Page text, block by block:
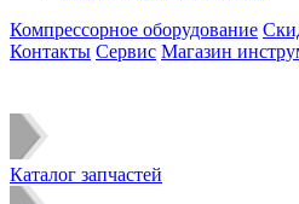
Компрессорное оборудование
Контакты Сервис Магазин
Каталог запчастей